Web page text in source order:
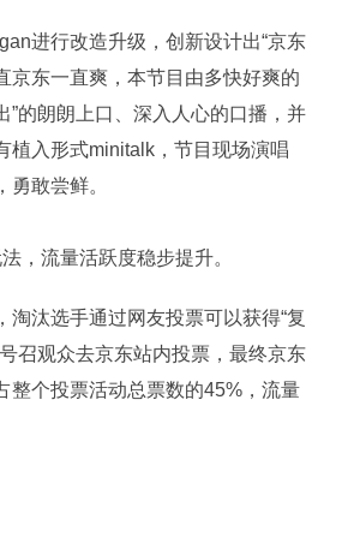
进行改造升级，创新设计出“京东
京东一直爽，本节目由多快好爽的
”的朗朗上口、深入人心的口播，并
植入形式minitalk，节目现场演唱
勇敢尝鲜。
，流量活跃度稳步提升。
淘汰选手通过网友投票可以获得“复
召观众去京东站内投票，最终京东
整个投票活动总票数的45%，流量